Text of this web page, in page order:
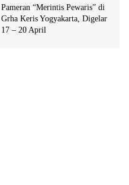
Pameran “Merintis Pewaris” di
Grha Keris Yogyakarta, Digelar
17 – 20 April